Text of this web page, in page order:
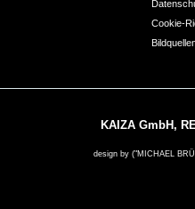
Cookie-
KAIZA GmbH,
design by ("MICHAEL